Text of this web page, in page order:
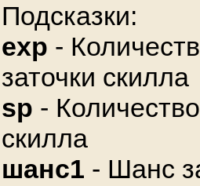
Подсказки:
exp -
заточки скилла
sp -
скилла
шанс1 - Шанс